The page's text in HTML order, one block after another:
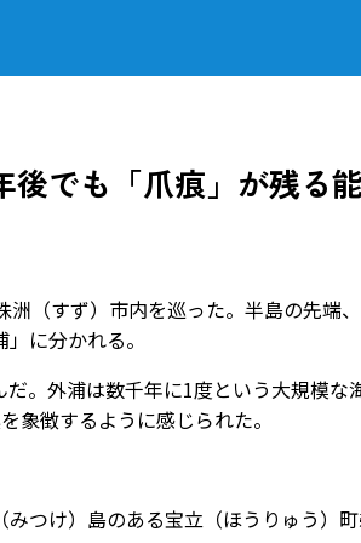
でも「爪痕」が残る
（すず）市内を巡った。半島の先端
に分かれる。
。外浦は数千年に1度という大規模な
象徴するように感じられた。
つけ）島のある宝立（ほうりゅう）